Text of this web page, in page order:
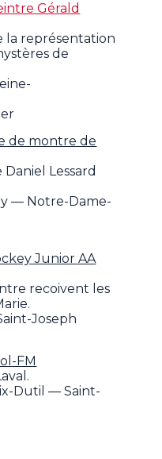
Gérald
la représentation
de
de montre de
Lessard
— Notre-Dame-
Junior AA
recoivent les
Joseph
FM
Dutil — Saint-